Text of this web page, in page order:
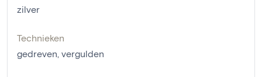
zilver
Technieken
gedreven vergulden